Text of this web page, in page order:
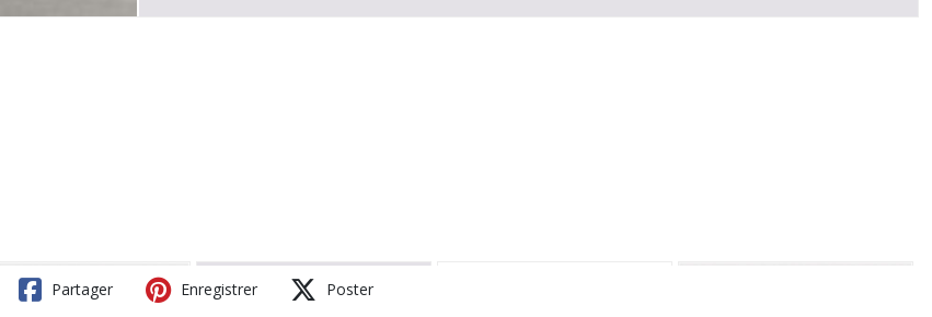
Partager Enregistrer Poster